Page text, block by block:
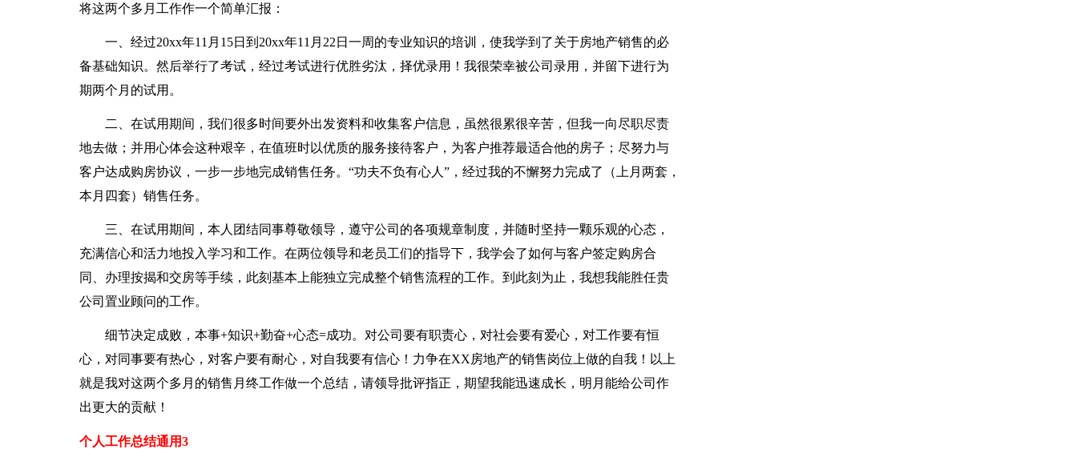
将这两个多月工作作一个简单汇报：
一、经过20xx年11月15日到20xx年11月22日一周的专业知识的培训，使我学到了关于房地产销售的必
备基础知识。然后举行了考试，经过考试进行优胜劣汰，择优录用！我很荣幸被公司录用，并留下进行为
期两个月的试用。
二、在试用期间，我们很多时间要外出发资料和收集客户信息，虽然很累很辛苦，但我一向尽职尽责
地去做；并用心体会这种艰辛，在值班时以优质的服务接待客户，为客户推荐最适合他的房子；尽努力与
客户达成购房协议，一步一步地完成销售任务。“功夫不负有心人”，经过我的不懈努力完成了（上月两套，
本月四套）销售任务。
三、在试用期间，本人团结同事尊敬领导，遵守公司的各项规章制度，并随时坚持一颗乐观的心态，
充满信心和活力地投入学习和工作。在两位领导和老员工们的指导下，我学会了如何与客户签定购房合
同、办理按揭和交房等手续，此刻基本上能独立完成整个销售流程的工作。到此刻为止，我想我能胜任贵
公司置业顾问的工作。
细节决定成败，本事+知识+勤奋+心态=成功。对公司要有职责心，对社会要有爱心，对工作要有恒
心，对同事要有热心，对客户要有耐心，对自我要有信心！力争在XX房地产的销售岗位上做的自我！以上
就是我对这两个多月的销售月终工作做一个总结，请领导批评指正，期望我能迅速成长，明月能给公司作
出更大的贡献！
个人工作总结通用3